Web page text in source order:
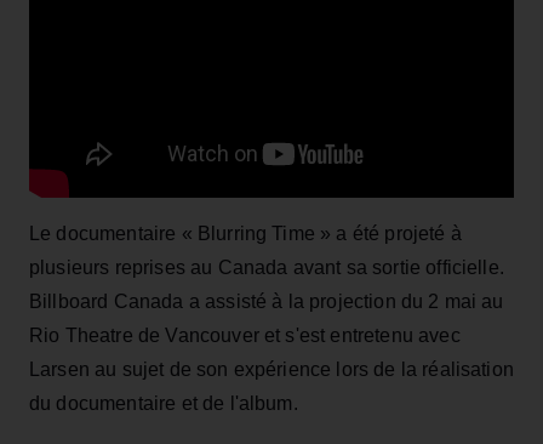
Le documentaire « Blurring Time » a été projeté à
plusieurs reprises au Canada avant sa sortie officielle.
Billboard Canada a assisté à la projection du 2 mai au
Rio Theatre de Vancouver et s'est entretenu avec
Larsen au sujet de son expérience lors de la réalisation
du documentaire et de l'album.